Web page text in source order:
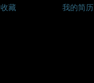
收藏 我的简历